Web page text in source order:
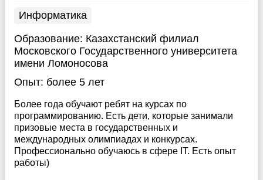
Информатика
Образование: Казахстанский филиал
Московского Государственного университета
имени Ломоносова
Опыт: более 5 лет
Более года обучают ребят на курсах по
программированию. Есть дети, которые занимали
призовые места в государственных и
международных олимпиадах и конкурсах.
Профессионально обучаюсь в сфере IT. Есть опыт
работы)